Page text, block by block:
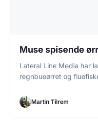
Muse spisende
Lateral Line Media har
regnbueørret og
Martin Tilrem